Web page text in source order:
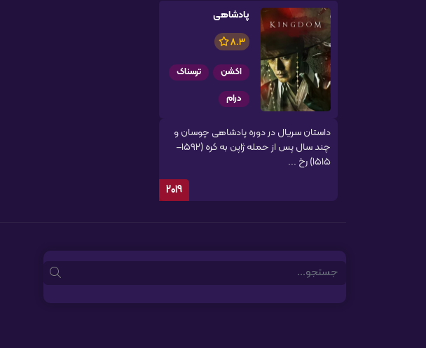
پادشاهی
8.3
اکشن
ترسناک
درام
داستان سریال در دوره پادشاهی چوسان و
چند سال پس از حمله ژاپن به کره (۱۵۹۲–
۱۵۱۵) رخ ...
2019
Search